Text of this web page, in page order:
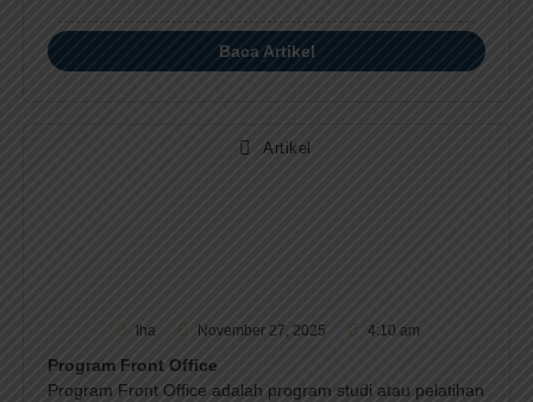
Baca Artikel
Artikel
Iha November 27, 2025 4:10 am
Program Front Office
Program Front Office adalah program studi atau pelatihan